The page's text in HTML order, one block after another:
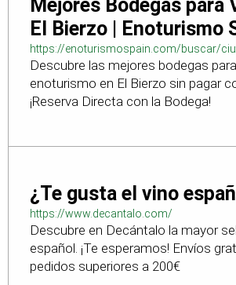
Mejores Bodegas para
El Bierzo | Enoturismo
https://enoturismospain.com/buscar/
bodegas-en-leon
Descubre las mejores bodegas
enoturismo en El Bierzo sin pagar
¡Reserva Directa con la Bodega!
¿Te gusta el vino
https://www.decantalo.com/
Descubre en Decántalo la mayor
español. ¡Te esperamos! Envíos
pedidos superiores a 200€